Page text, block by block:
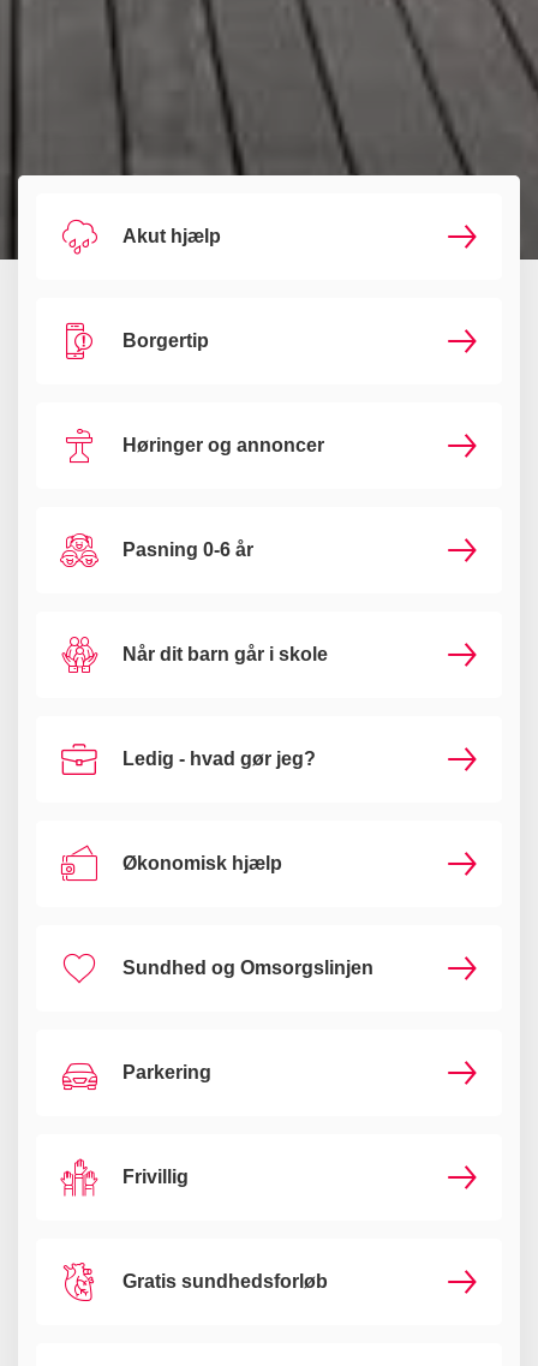
Akut hjælp
Borgertip
Høringer og annoncer
Pasning 0-6 år
Når dit barn går i skole
Ledig - hvad gør jeg?
Økonomisk hjælp
Sundhed og Omsorgslinjen
Parkering
Frivillig
Gratis sundhedsforløb